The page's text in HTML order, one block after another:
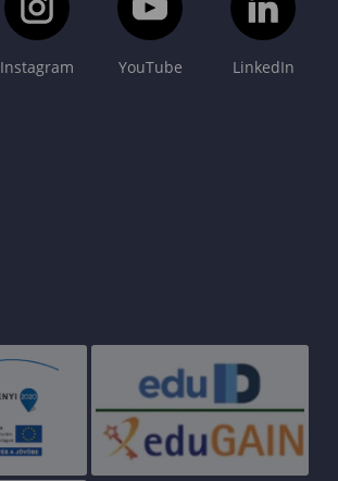
Instagram YouTube LinkedIn